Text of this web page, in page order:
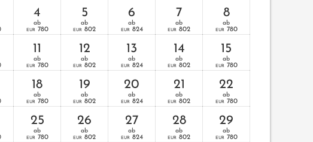
4
ab
EUR 780
5
ab
EUR 802
6
ab
EUR 824
7
ab
EUR 802
8
ab
EUR 780
11
ab
EUR 780
12
ab
EUR 802
13
ab
EUR 824
14
ab
EUR 802
15
ab
EUR 780
18
ab
EUR 780
19
ab
EUR 802
20
ab
EUR 824
21
ab
EUR 802
22
ab
EUR 780
25
ab
EUR 780
26
ab
EUR 802
27
ab
EUR 824
28
ab
EUR 802
29
ab
EUR 780